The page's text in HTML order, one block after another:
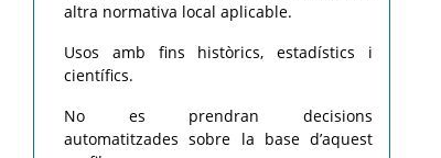
altra normativa local aplicable.
Usos amb fins històrics, estadístics i
científics.
No es prendran decisions
automatitzades sobre la base d’aquest